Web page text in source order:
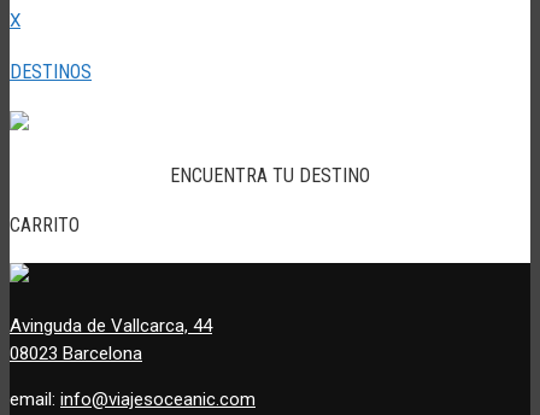
X
DESTINOS
ENCUENTRA TU DESTINO
CARRITO
Avinguda de Vallcarca, 44
08023 Barcelona
email: info@viajesoceanic.com